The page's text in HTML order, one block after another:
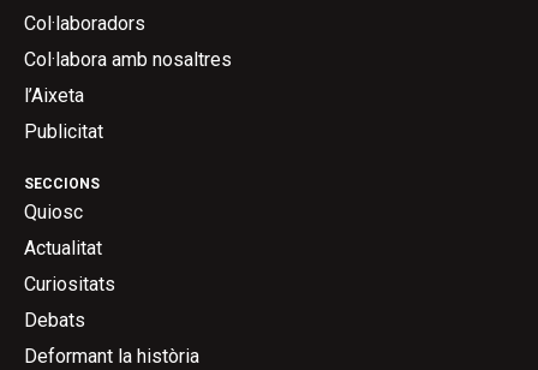
SECCIONS
Quiosc
Actualitat
Curiositats
Debats
Deformant la història
Col·laboradors
Col·labora amb nosaltres
l’Aixeta
Publicitat